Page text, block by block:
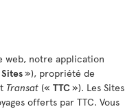
web, notre application
Sites»), propriété de
Transat (« TTC»). Les Sites
offerts par TTC. Vous